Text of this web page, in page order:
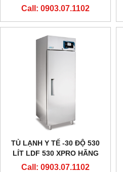
EVERMED - Ý
Call: 0903.07.1102
TỦ LẠNH Y TẾ -30 ĐỘ 530
LÍT LDF 530 XPRO HÃNG
EVERMED - Ý
Call: 0903.07.1102